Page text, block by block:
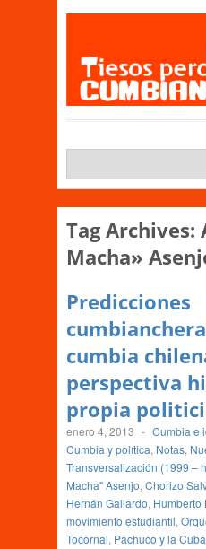
Tag Archives:
Macha»
Predicciones
cumbia
perspectiva
propia
enero 4, 2013 - Cumbia e
Cumbia y política, Notas,
Transversalización (1999 –
Macha" Asenjo, Chorizo
Hernán Gallardo, Humberto
movimiento estudiantil,
Tocornal, Pachuco y la